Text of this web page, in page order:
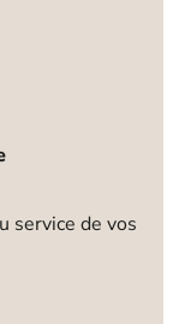
service de vos